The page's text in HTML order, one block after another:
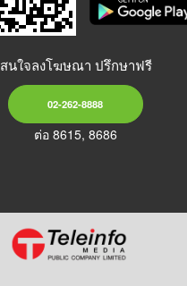
สนใจลงโฆษณา ปรึกษาฟรี
02-262-8888
ต่อ 8615, 8686